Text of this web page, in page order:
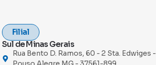
Filial
Sul de Minas Gerais
Rua Bento D. Ramos, 60 - 2 Sta. Edwiges -